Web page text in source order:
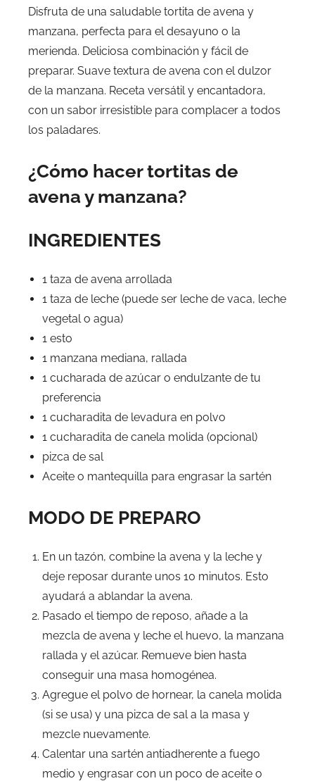
Disfruta de una saludable tortita de avena y
manzana, perfecta para el desayuno o la
merienda. Deliciosa combinación y fácil de
preparar. Suave textura de avena con el dulzor
de la manzana. Receta versátil y encantadora,
con un sabor irresistible para complacer a todos
los paladares.
¿Cómo hacer tortitas de
avena y manzana?
INGREDIENTES
1 taza de avena arrollada
1 taza de leche (puede ser leche de vaca, leche
vegetal o agua)
1 esto
1 manzana mediana, rallada
1 cucharada de azúcar o endulzante de tu
preferencia
1 cucharadita de levadura en polvo
1 cucharadita de canela molida (opcional)
pizca de sal
Aceite o mantequilla para engrasar la sartén
MODO DE PREPARO
En un tazón, combine la avena y la leche y
deje reposar durante unos 10 minutos. Esto
ayudará a ablandar la avena.
Pasado el tiempo de reposo, añade a la
mezcla de avena y leche el huevo, la manzana
rallada y el azúcar. Remueve bien hasta
conseguir una masa homogénea.
Agregue el polvo de hornear, la canela molida
(si se usa) y una pizca de sal a la masa y
mezcle nuevamente.
Calentar una sartén antiadherente a fuego
medio y engrasar con un poco de aceite o